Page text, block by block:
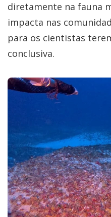
diretamente na fauna
impacta nas
para os cientistas
conclusiva.